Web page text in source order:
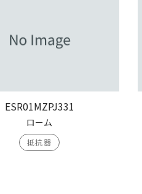
ESR01MZPJ331
ローム
抵抗器